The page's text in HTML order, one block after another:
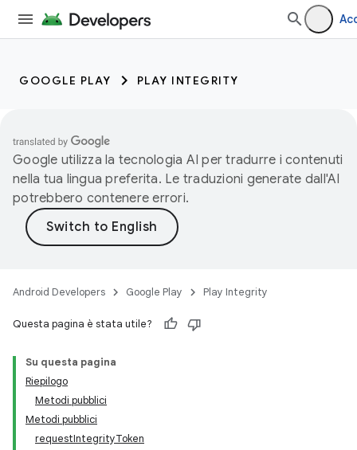
GOOGLE PLAY PLAY INTEGRITY
Google utilizza la tecnologia AI per tradurre i contenuti
nella tua lingua preferita. Le traduzioni generate dall'AI
potrebbero contenere errori.
Android Developers Google Play Play Integrity
Questa pagina è stata utile?
Su questa pagina
Riepilogo
Metodi pubblici
Metodi pubblici
requestIntegrityToken